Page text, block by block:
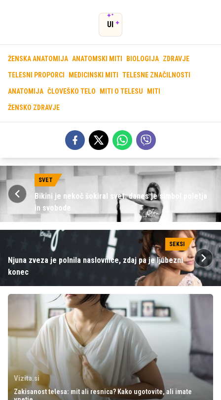
UI
ŽENSKA ANATOMIJA ANATOMSKI MITI BIOLOGIJA ZDRAVJE
TELESNI PROPORCI MEDICINSKI MITI TELESNE ZNAČILNOSTI
ANATOMIJA ČLOVEŠKO TELO MITI O TELESU MITI
ŽENSKO ZDRAVJE
SVET
Bikini je nekoč šokiral svet: danes je simbol poletja
in svobode
SEKSI
Njuna zveza je polnila naslovnice, zdaj pa je ljubezni
konec
Vizita.si
Zakisanost telesa: mit ali resnica? Kako ugotovite, ali imate